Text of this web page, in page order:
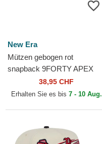
New Era
Mützen gebogen rot
snapback 9FORTY APEX
BP der Boston Red Sox MLB
von New Era
38,95 CHF
Erhalten Sie es bis 7 - 10 Aug.